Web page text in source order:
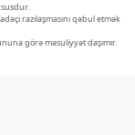
razılaşmasını qəbul etmək
görə məsuliyyət daşımır.